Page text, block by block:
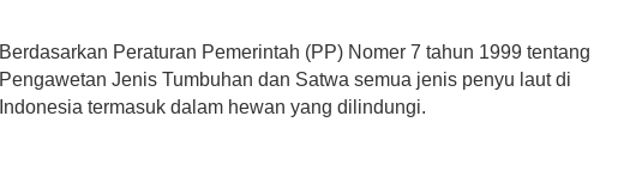
Berdasarkan Peraturan Pemerintah (PP) Nomer 7 tahun 1999 tentang
Pengawetan Jenis Tumbuhan dan Satwa semua jenis penyu laut di
Indonesia termasuk dalam hewan yang dilindungi.